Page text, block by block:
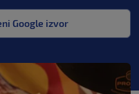
Google izvor